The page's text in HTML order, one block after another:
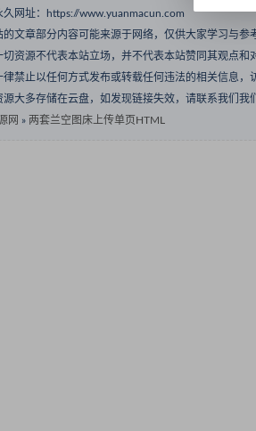
久网址：https://www.yuanmacun.com
的文章部分内容可能来源于网络，仅供大家学习与参
切资源不代表本站立场，并不代表本站赞同其观点和
律禁止以任何方式发布或转载任何违法的相关信息，
源大多存储在云盘，如发现链接失效，请联系我们我
网 » 两套兰空图床上传单页HTML